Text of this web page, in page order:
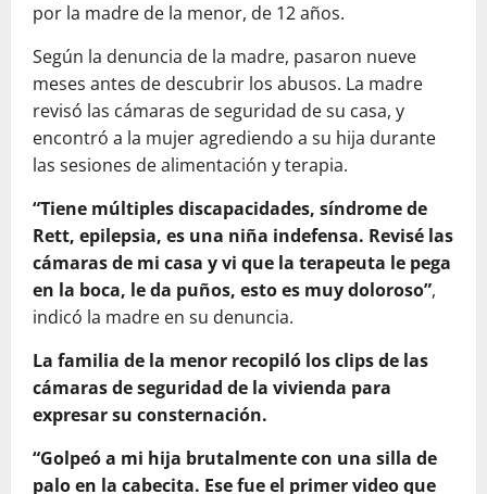
por la madre de la menor, de 12 años.
Según la denuncia de la madre, pasaron nueve
meses antes de descubrir los abusos. La madre
revisó las cámaras de seguridad de su casa, y
encontró a la mujer agrediendo a su hija durante
las sesiones de alimentación y terapia.
“Tiene múltiples discapacidades, síndrome de
Rett, epilepsia, es una niña indefensa. Revisé las
cámaras de mi casa y vi que la terapeuta le pega
en la boca, le da puños, esto es muy doloroso”,
indicó la madre en su denuncia.
La familia de la menor recopiló los clips de las
cámaras de seguridad de la vivienda para
expresar su consternación.
“Golpeó a mi hija brutalmente con una silla de
palo en la cabecita. Ese fue el primer video que